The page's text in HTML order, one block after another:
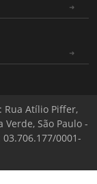
Rua Atílio Piffer,
Verde, São Paulo -
03.706.177/0001-